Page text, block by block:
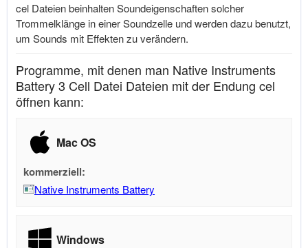
cel Dateien beinhalten Soundeigenschaften solcher
Trommelklänge in einer Soundzelle und werden dazu benutzt,
um Sounds mit Effekten zu verändern.
Programme, mit denen man Native Instruments
Battery 3 Cell Datei Dateien mit der Endung cel
öffnen kann:
Mac OS
kommerziell:
Native Instruments Battery
Windows